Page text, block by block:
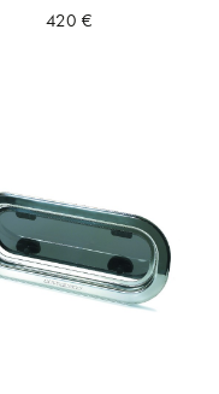
420€